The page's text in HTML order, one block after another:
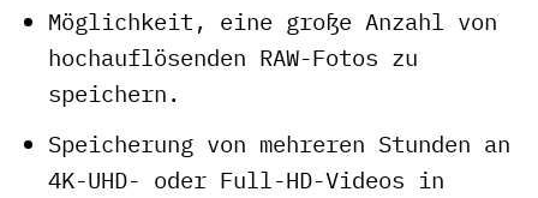
Möglichkeit, eine große Anzahl von
hochauflösenden RAW-Fotos zu
speichern.
Speicherung von mehreren Stunden an
4K-UHD- oder Full-HD-Videos in